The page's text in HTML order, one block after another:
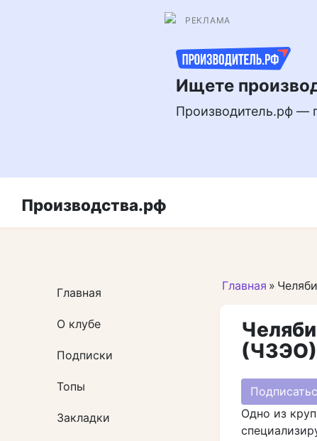
РЕКЛАМА
Ищете
Производитель.рф —
Производства.рф
Главная »
(ЧЗЭО)
Одно из
Главная
О клубе
Подписки
Топы
Закладки